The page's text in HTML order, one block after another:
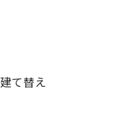
て替え